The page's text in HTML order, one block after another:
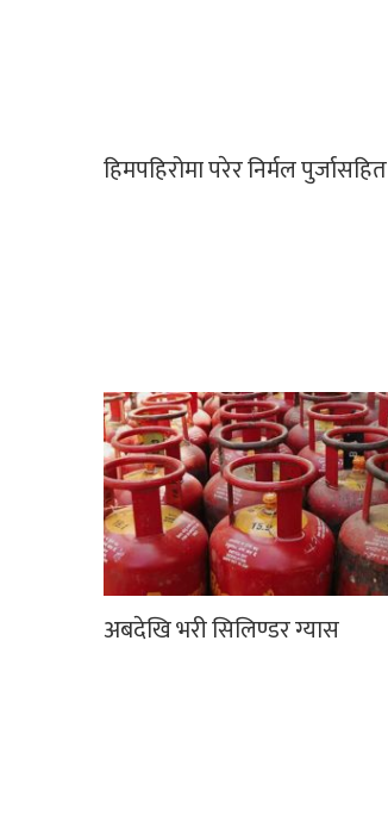
हिमपहिरोमा परेर निर्मल पुर्जासहित
अबदेखि भरी सिलिण्डर ग्यास